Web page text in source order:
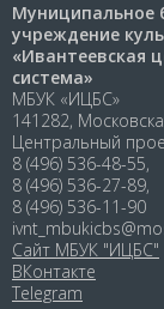
Муниципальное
учреждение
«Ивантеевская
система»
МБУК «ИЦБС»
141282,
Центральный
8 (496) 536-48-55,
8 (496) 536-27-89,
8 (496) 536-11-90
Сайт МБУК "ИЦБС"
ВКонтакте
Telegram